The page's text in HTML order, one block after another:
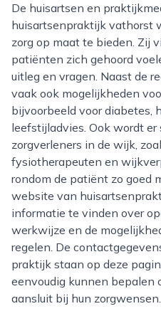
De huisartsen en praktijkmedewerkers van
huisartsenpraktijk vathorst
zorg op maat te bieden. Zij
patiënten zich gehoord
uitleg en vragen. Naast de
vaak ook mogelijkheden
bijvoorbeeld voor diabetes,
leefstijladvies. Ook wordt
zorgverleners in de wijk,
fysiotherapeuten en
rondom de patiënt zo goed
website van
informatie te vinden over
werkwijze en de
regelen. De
praktijk staan op deze
eenvoudig kunnen bepalen
aansluit bij hun zorgwensen.